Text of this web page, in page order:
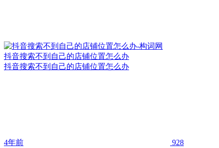
抖音搜索不到自己的店铺位置怎么办
抖音搜索不到自己的店铺位置怎么办
4年前 928